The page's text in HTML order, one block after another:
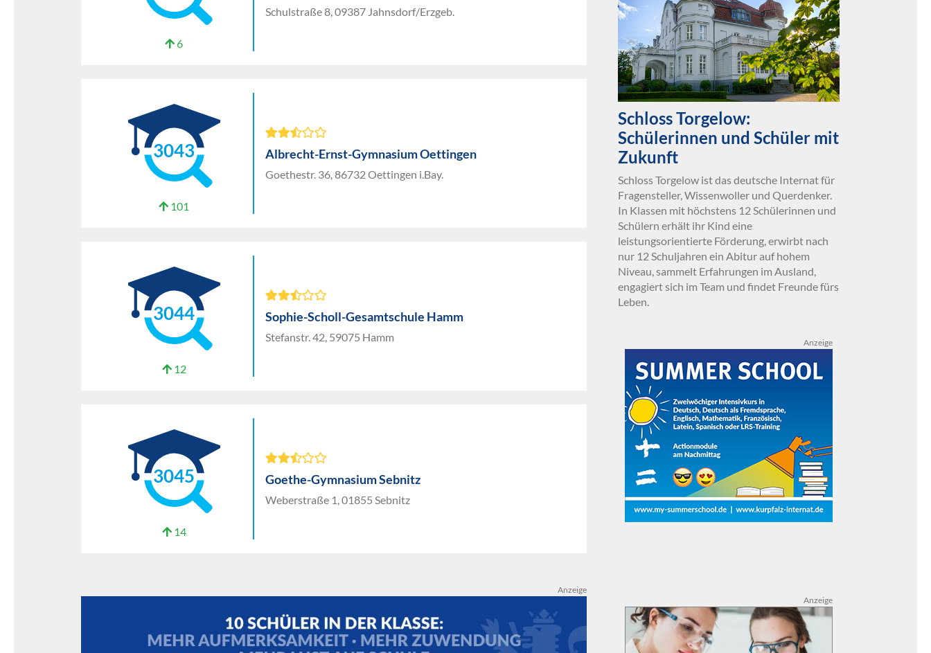
6
Schulstraße 8, 09387 Jahnsdorf/Erzgeb.
3043
101
Albrecht-Ernst-Gymnasium Oettingen
Goethestr. 36, 86732 Oettingen i.Bay.
3044
12
Sophie-Scholl-Gesamtschule Hamm
Stefanstr. 42, 59075 Hamm
3045
14
Goethe-Gymnasium Sebnitz
Weberstraße 1, 01855 Sebnitz
Anzeige
Schloss Torgelow:
Schülerinnen und Schüler mit
Zukunft
Schloss Torgelow ist das deutsche Internat für
Fragensteller, Wissenwoller und Querdenker.
In Klassen mit höchstens 12 Schülerinnen und
Schülern erhält ihr Kind eine
leistungsorientierte Förderung, erwirbt nach
nur 12 Schuljahren ein Abitur auf hohem
Niveau, sammelt Erfahrungen im Ausland,
engagiert sich im Team und findet Freunde fürs
Leben.
Anzeige
Anzeige